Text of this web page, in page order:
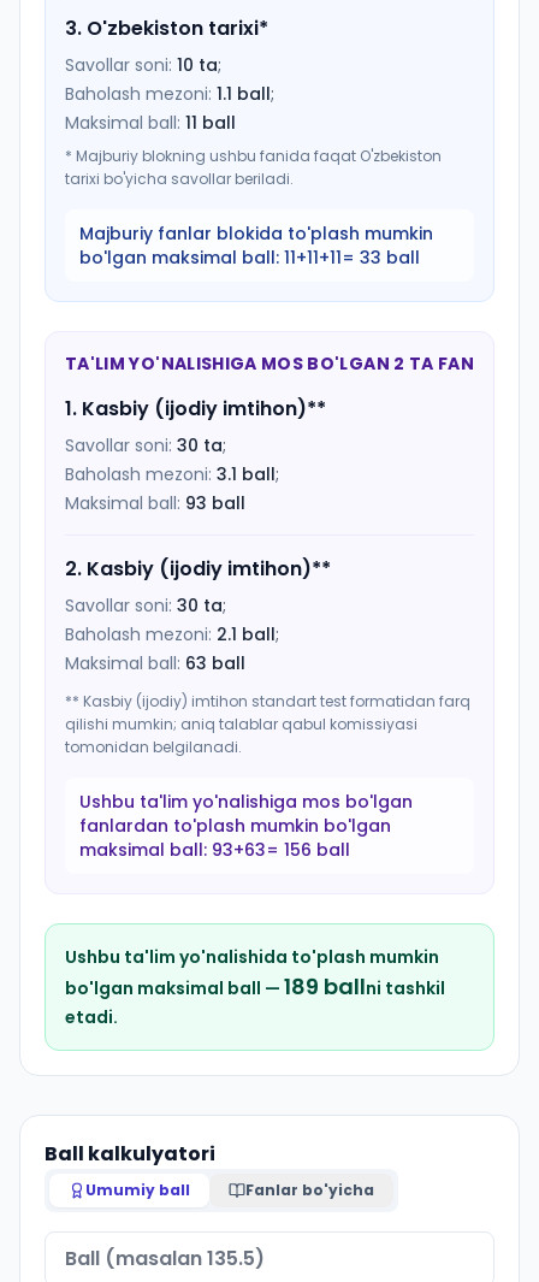
3. O'zbekiston tarixi*
Savollar soni: 10 ta;
Baholash mezoni: 1.1 ball;
Maksimal ball: 11 ball
* Majburiy blokning ushbu fanida faqat O'zbekiston
tarixi bo'yicha savollar beriladi.
Majburiy fanlar blokida to'plash mumkin
bo'lgan maksimal ball: 11+11+11= 33 ball
TA'LIM YO'NALISHIGA MOS BO'LGAN 2 TA FAN
1. Kasbiy (ijodiy imtihon)**
Savollar soni: 30 ta;
Baholash mezoni: 3.1 ball;
Maksimal ball: 93 ball
2. Kasbiy (ijodiy imtihon)**
Savollar soni: 30 ta;
Baholash mezoni: 2.1 ball;
Maksimal ball: 63 ball
** Kasbiy (ijodiy) imtihon standart test formatidan farq
qilishi mumkin; aniq talablar qabul komissiyasi
tomonidan belgilanadi.
Ushbu ta'lim yo'nalishiga mos bo'lgan
fanlardan to'plash mumkin bo'lgan
maksimal ball: 93+63= 156 ball
Ushbu ta'lim yo'nalishida to'plash mumkin
bo'lgan maksimal ball — 189 ballni tashkil
etadi.
Ball kalkulyatori
Umumiy ball Fanlar bo'yicha